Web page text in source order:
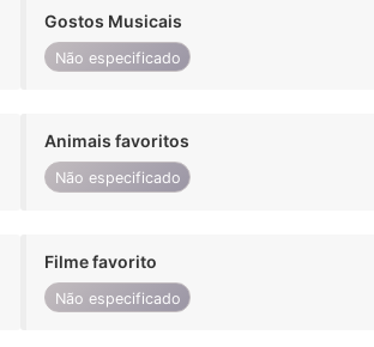
Gostos Musicais
Não especificado
Animais favoritos
Não especificado
Filme favorito
Não especificado